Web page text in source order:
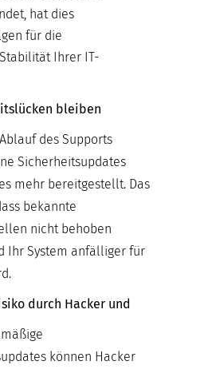
hat dies
für die
Ihrer IT-
bleiben
des Supports
Sicherheitsupdates
mehr bereitgestellt. Das
bekannte
nicht behoben
Ihr System anfälliger für
durch Hacker und
können Hacker